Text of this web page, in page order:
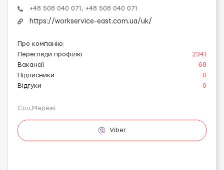
+48 508 040 071, +48 508 040 071
https://workservice-east.com.ua/uk/
Про компанію:
Перегляди профілю
2341
Вакансії
68
Підписники
0
Відгуки
0
Соц.Мережі
Viber